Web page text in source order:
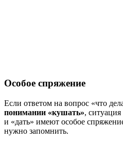
Особое спряжение
Если ответом на вопрос «что
понимании «кушать»,
и «дать» имеют особое
нужно запомнить.